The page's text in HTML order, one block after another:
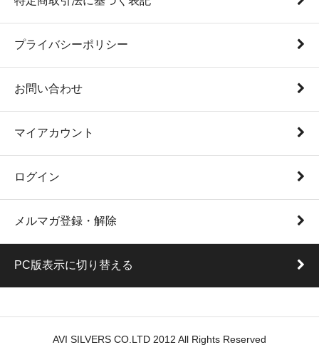
プライバシーポリシー
お問い合わせ
マイアカウント
ログイン
メルマガ登録・解除
PC版表示に切り替える
AVI SILVERS CO.LTD 2012 All Rights Reserved